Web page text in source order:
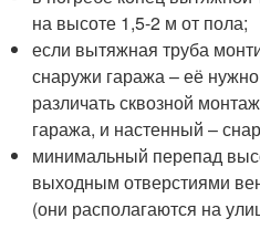
на высоте 1,5-2 м от пола;
если вытяжная труба
снаружи гаража – её нужно
различать сквозной
гаража, и настенный –
минимальный перепад
выходным отверстиями
(они располагаются на